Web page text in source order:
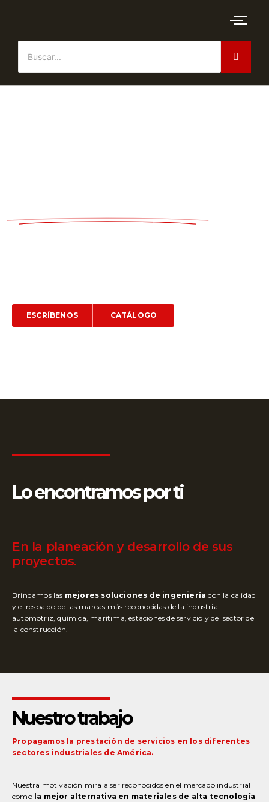
ESCRÍBENOS CATÁLOGO
Lo encontramos por ti
En la planeación y desarrollo de sus
proyectos.
Brindamos las mejores soluciones de ingenieríacon la calidad
y el respaldo de las marcas más reconocidas de la industria
automotriz, química, marítima, estaciones de servicio y del sector de
la construcción.
Nuestro trabajo
Propagamos la prestación de servicios en los diferentes
sectores industriales de América.
Nuestra motivación mira a ser reconocidos en el mercado industrial
como la mejor alternativa en materiales de alta tecnología